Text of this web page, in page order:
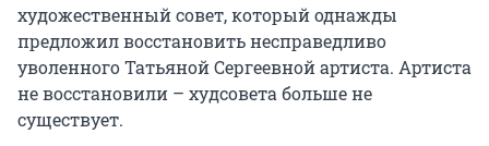
художественный совет, который однажды
предложил восстановить несправедливо
уволенного Татьяной Сергеевной артиста. Артиста
не восстановили – худсовета больше не
существует.